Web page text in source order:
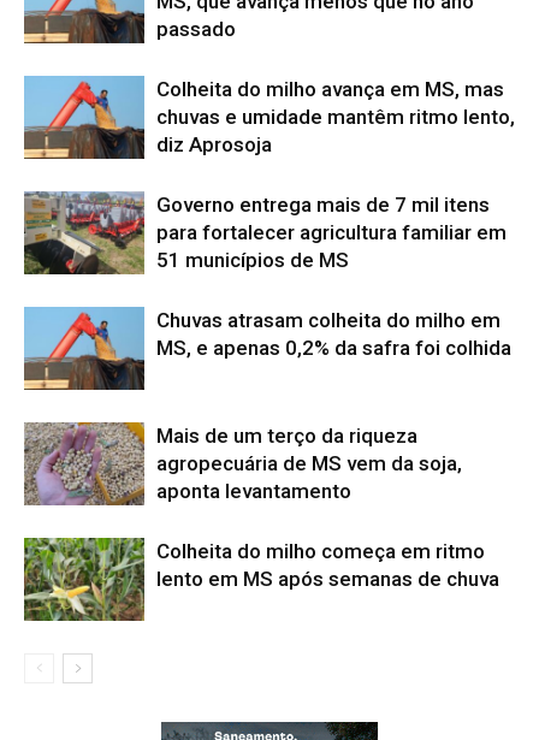
passado
Colheita do milho avança em MS, mas
chuvas e umidade mantêm ritmo lento,
diz Aprosoja
Governo entrega mais de 7 mil itens
para fortalecer agricultura familiar em
51 municípios de MS
Chuvas atrasam colheita do milho em
MS, e apenas 0,2% da safra foi colhida
Mais de um terço da riqueza
agropecuária de MS vem da soja,
aponta levantamento
Colheita do milho começa em ritmo
lento em MS após semanas de chuva